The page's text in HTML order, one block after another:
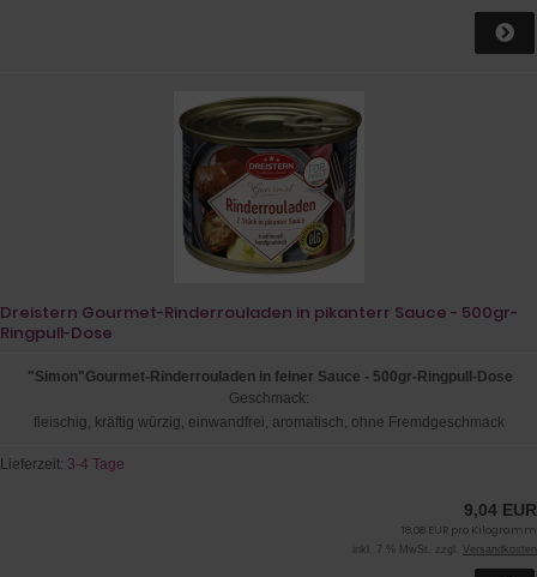
Dreistern Gourmet-Rinderrouladen in pikanterr Sauce - 500gr-
Ringpull-Dose
"Simon"Gourmet-Rinderrouladen in feiner Sauce - 500gr-Ringpull-Dose
Geschmack:
fleischig, kräftig würzig, einwandfrei, aromatisch, ohne Fremdgeschmack
Lieferzeit: 3-4 Tage
9,04 EUR
18,08 EUR pro Kilogramm
inkl. 7 % MwSt. zzgl. Versandkosten